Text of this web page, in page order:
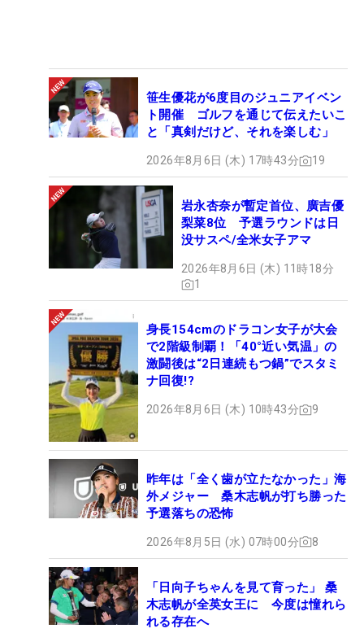
笹生優花が6度目のジュニアイベン
ト開催 ゴルフを通じて伝えたいこ
と「真剣だけど、それを楽しむ」
2026年8月6日 (木) 17時43分 19
岩永杏奈が暫定首位、廣吉優
梨菜8位 予選ラウンドは日
没サスペ/全米女子アマ
2026年8月6日 (木) 11時18分
1
身長154cmのドラコン女子が大会
で2階級制覇！「40°近い気温」の
激闘後は“2日連続もつ鍋”でスタミ
ナ回復!?
2026年8月6日 (木) 10時43分 9
昨年は「全く歯が立たなかった」海
外メジャー 桑木志帆が打ち勝った
予選落ちの恐怖
2026年8月5日 (水) 07時00分 8
「日向子ちゃんを見て育った」 桑
木志帆が全英女王に 今度は憧れら
れる存在へ